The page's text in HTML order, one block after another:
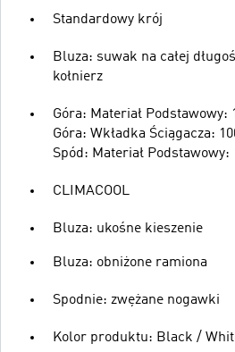
Standardowy krój
Bluza: suwak na całej
kołnierz
Góra: Materiał Podstawowy:
Góra: Wkładka Ściągacza:
Spód: Materiał Podstawowy:
CLIMACOOL
Bluza: ukośne kieszenie
Bluza: obniżone ramiona
Spodnie: zwężane nogawki
Kolor produktu: Black /